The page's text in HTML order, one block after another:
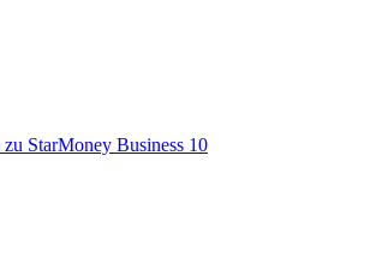
StarMoney Business 10